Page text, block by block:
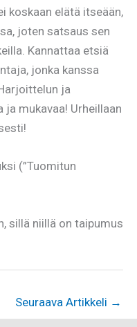
koskaan elätä itseään,
joten satsaus sen
Kannattaa etsiä
jonka kanssa
ja
ja mukavaa! Urheillaan
(”Tuomitun
sillä niillä on taipumus
Seuraava Artikkeli →